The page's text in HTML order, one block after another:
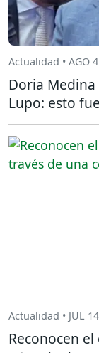
Actualidad • AGO
Doria Medina
Lupo: esto
Actualidad • JUL
Reconocen